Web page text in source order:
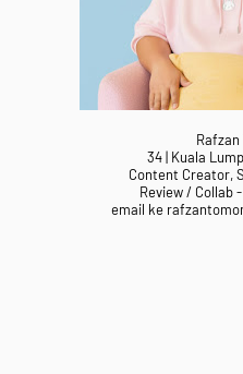
34 | Kuala
Content Creator,
Review / Collab
email ke